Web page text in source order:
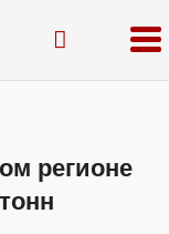
регионе